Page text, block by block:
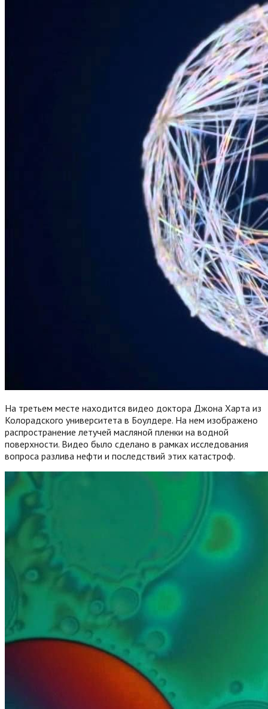
На третьем месте находится видео доктора Джона Харта из
Колорадского университета в Боулдере. На нем изображено
распространение летучей масляной пленки на водной
поверхности. Видео было сделано в рамках исследования
вопроса разлива нефти и последствий этих катастроф.